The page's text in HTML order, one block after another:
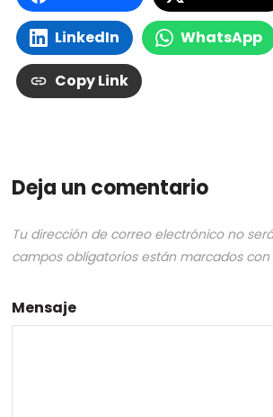
LinkedIn WhatsApp
Copy Link
Deja un comentario
Tu dirección de correo electrónico no
campos obligatorios están marcados con
Mensaje